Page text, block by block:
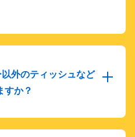
外のティッシュなど
すか？